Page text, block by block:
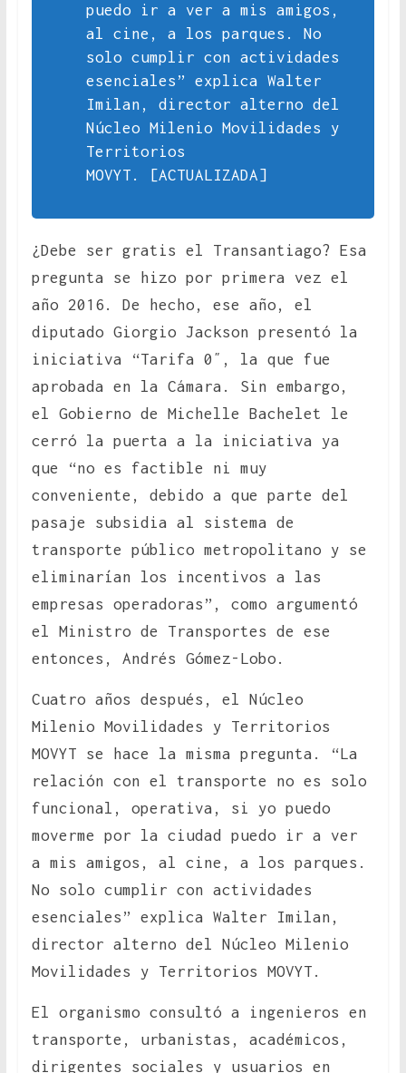
puedo ir a ver a mis amigos,
al cine, a los parques. No
solo cumplir con actividades
esenciales” explica Walter
Imilan, director alterno del
Núcleo Milenio Movilidades y
Territorios
MOVYT. [ACTUALIZADA]
¿Debe ser gratis el Transantiago? Esa
pregunta se hizo por primera vez el
año 2016. De hecho, ese año, el
diputado Giorgio Jackson presentó la
iniciativa “Tarifa 0″, la que fue
aprobada en la Cámara. Sin embargo,
el Gobierno de Michelle Bachelet le
cerró la puerta a la iniciativa ya
que “no es factible ni muy
conveniente, debido a que parte del
pasaje subsidia al sistema de
transporte público metropolitano y se
eliminarían los incentivos a las
empresas operadoras”, como argumentó
el Ministro de Transportes de ese
entonces, Andrés Gómez-Lobo.
Cuatro años después, el Núcleo
Milenio Movilidades y Territorios
MOVYT se hace la misma pregunta. “La
relación con el transporte no es solo
funcional, operativa, si yo puedo
moverme por la ciudad puedo ir a ver
a mis amigos, al cine, a los parques.
No solo cumplir con actividades
esenciales” explica Walter Imilan,
director alterno del Núcleo Milenio
Movilidades y Territorios MOVYT.
El organismo consultó a ingenieros en
transporte, urbanistas, académicos,
dirigentes sociales y usuarios en